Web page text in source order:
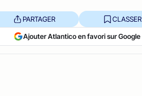
PARTAGER CLASSER
Ajouter Atlantico en favori sur Google